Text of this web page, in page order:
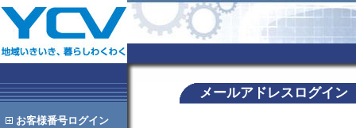
お客様番号ログイン
メールアドレスログイン